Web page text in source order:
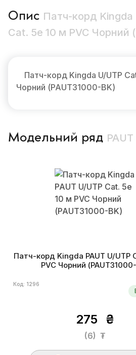
Опис Патч-корд Kingda
Cat. 5e 10 м PVC Чорний
Патч-корд Kingda U/UTP
Чорний (PAUT31000-BK)
Модельний ряд PAUT
Патч-корд Kingda PAUT U/UTP
PVC Чорний
Код: 1296
275 ₴
(6) ₮